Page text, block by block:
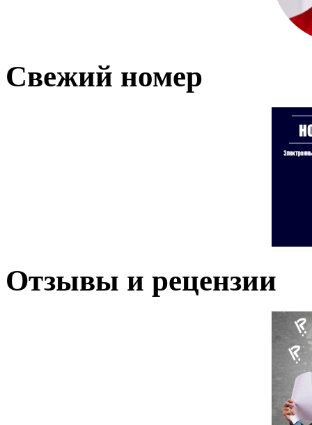
Свежий номер
Отзывы и рецензии